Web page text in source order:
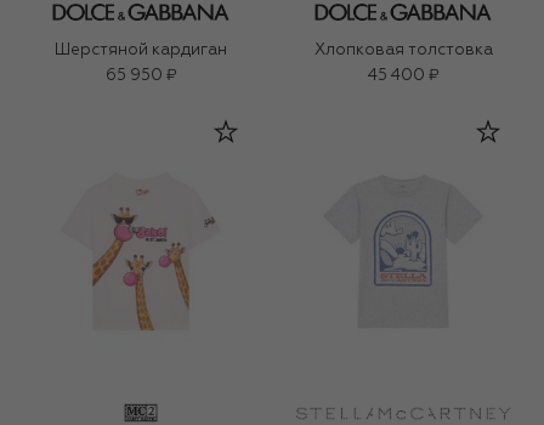
Шерстяной кардиган
65 950 ₽
Хлопковая толстовка
45 400 ₽